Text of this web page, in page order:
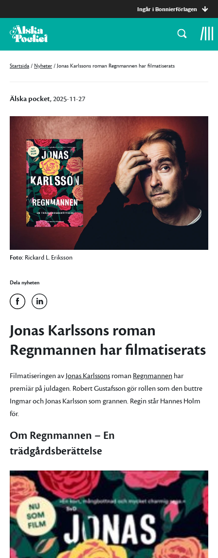
Ingår i Bonnierförlagen
Startsida / Nyheter /Jonas Karlssons roman Regnmannen har filmatiserats
Älska pocket, 2025-11-27
Foto: Rickard L. Eriksson
Dela nyheten
Jonas Karlssons roman
Regnmannen har filmatiserats
Filmatiseringen avJonas Karlssons roman Regnmannen har
premiär på juldagen. Robert Gustafsson gör rollen som den buttre
Ingmar och Jonas Karlsson som grannen. Regin står Hannes Holm
för.
Om Regnmannen – En
trädgårdsberättelse